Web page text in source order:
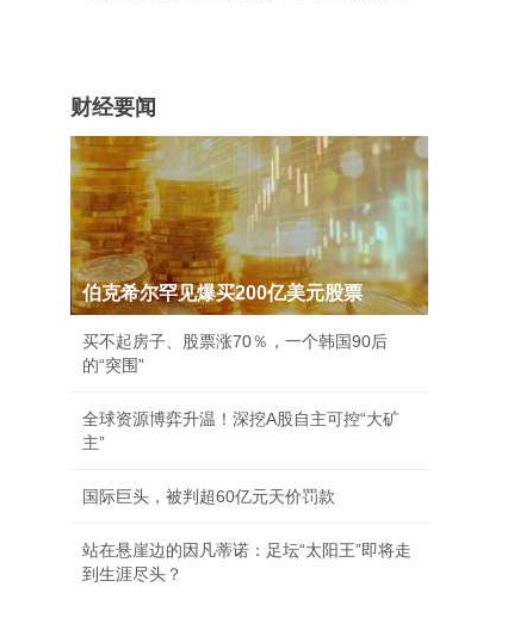
财经要闻
伯克希尔罕见爆买200亿美元股票
买不起房子、股票涨70％，一个韩国90后
的“突围”
全球资源博弈升温！深挖A股自主可控“大矿
主”
国际巨头，被判超60亿元天价罚款
站在悬崖边的因凡蒂诺：足坛“太阳王”即将走
到生涯尽头？